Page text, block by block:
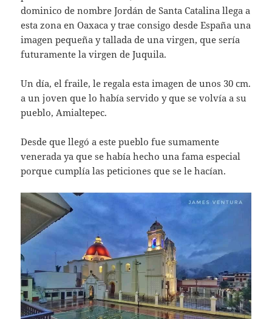
dominico de nombre Jordán de Santa Catalina llega a
esta zona en Oaxaca y trae consigo desde España una
imagen pequeña y tallada de una virgen, que sería
futuramente la virgen de Juquila.
Un día, el fraile, le regala esta imagen de unos 30 cm.
a un joven que lo había servido y que se volvía a su
pueblo, Amialtepec.
Desde que llegó a este pueblo fue sumamente
venerada ya que se había hecho una fama especial
porque cumplía las peticiones que se le hacían.